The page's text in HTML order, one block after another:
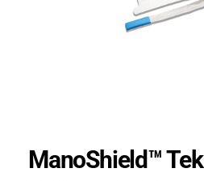
ManoShield™ Tek